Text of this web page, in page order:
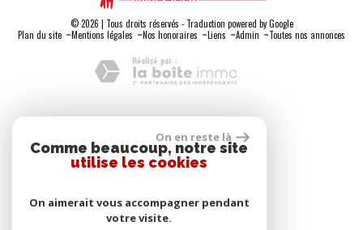
© 2026 | Tous droits réservés - Traduction powered by Google
Plan du site -Mentions légales -Nos honoraires -Liens-Admin -Toutes nos annonces
Adhérents
On en reste là
Comme beaucoup, notre site
utilise les cookies
On aimerait vous accompagner pendant
votre visite.